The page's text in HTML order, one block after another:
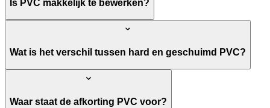
Is PVC makkelijk te bewerken?
Wat is het verschil tussen hard en geschuimd PVC?
Waar staat de afkorting PVC voor?